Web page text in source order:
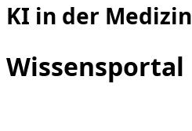
KI in der Medizin
Wissens­portal